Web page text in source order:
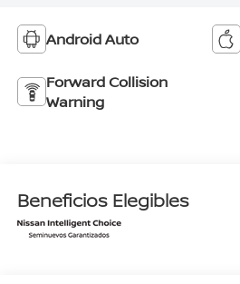
Android Auto
Forward Collision
Warning
Beneficios Elegibles